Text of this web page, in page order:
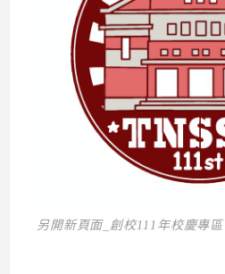
另開新頁面_創校111年校慶專區